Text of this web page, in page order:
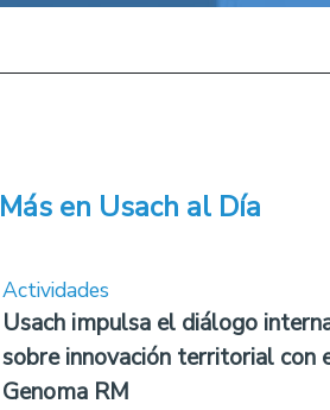
Más en Usach al Día
Actividades
Usach impulsa el diálogo
sobre innovación territorial con
Genoma RM